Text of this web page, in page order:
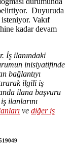
Duyuruda
Vakıf
kadar devam
İş ilanındaki
inisiyatifinde
bağlantıyı
ilgili iş
ilana başvuru
ilanlarını
ve diğer iş